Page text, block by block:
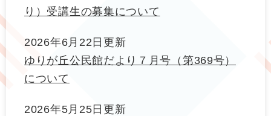
り）受講生の募集について
2026年6月22日更新
ゆりが丘公民館だより７月号（第369号）
について
2026年5月25日更新